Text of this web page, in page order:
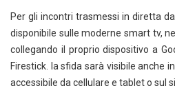
Per gli incontri trasmessi in diretta
disponibile sulle moderne smart tv,
collegando il proprio dispositivo a
Firestick. la sfida sarà visibile anche
accessibile da cellulare e tablet o sul